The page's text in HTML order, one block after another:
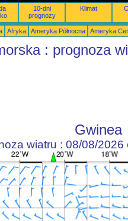
10-dni
prognozy
Klimat
Afryka Ameryka Północna Ameryka
: prognoza
Gwinea
wiatru : 08/08/